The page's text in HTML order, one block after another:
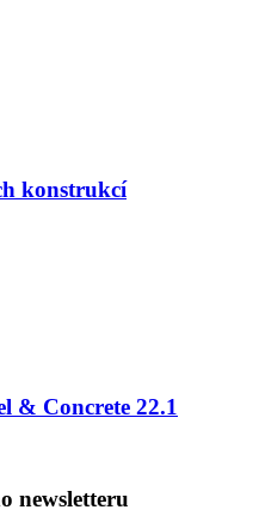
konstrukcí
& Concrete 22.1
newsletteru